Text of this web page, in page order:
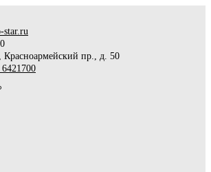
star.ru
Красноармейский пр., д. 50